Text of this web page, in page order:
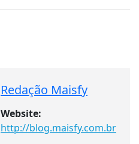
Redação Maisfy
Website:
http://blog.maisfy.com.br